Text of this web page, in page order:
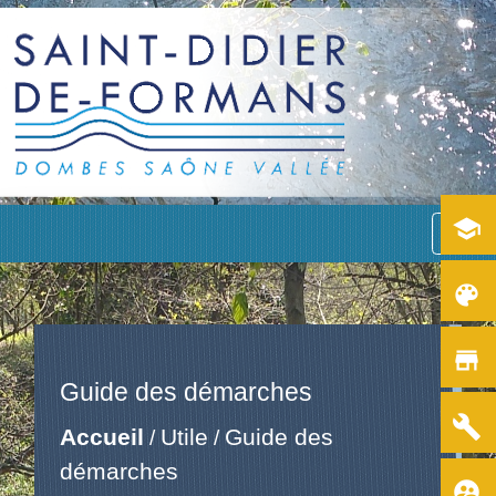
menu
Guide des démarches
Accueil / Utile / Guide des
démarches
school
color_lens
store
build